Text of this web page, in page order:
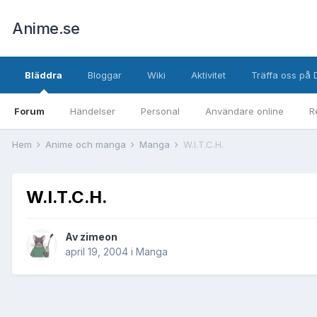
Anime.se
Bläddra
Forum Händelser Personal Användare online
Bloggar Wiki Aktivitet Träffa oss på
Hem Anime och manga Manga W.I.T.C.H.
W.I.T.C.H.
Av zimeon
april 19, 2004 i Manga